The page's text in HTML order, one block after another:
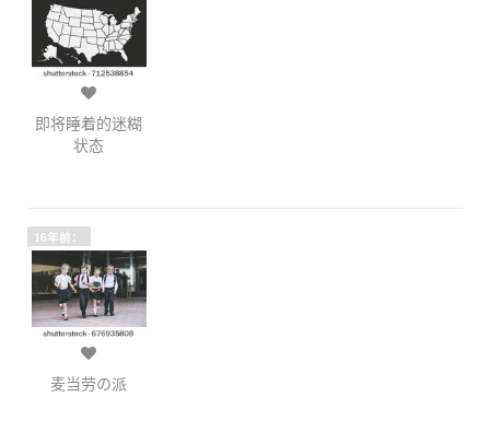
即将睡着的迷糊
状态
16年前：
麦当劳の派